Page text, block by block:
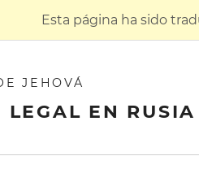
Esta página ha sido
JEHOVÁ
LEGAL EN RUSIA